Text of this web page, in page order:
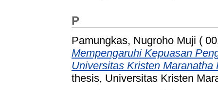
P
Pamungkas, Nugroho Muji (
Mempengaruhi Kepuasan
Universitas Kristen Maranatha
thesis, Universitas Kristen